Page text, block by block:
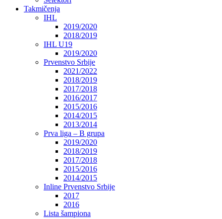
Takmičenja
IHL
2019/2020
2018/2019
IHL U19
2019/2020
Prvenstvo Srbije
2021/2022
2018/2019
2017/2018
2016/2017
2015/2016
2014/2015
2013/2014
Prva liga – B grupa
2019/2020
2018/2019
2017/2018
2015/2016
2014/2015
Inline Prvenstvo Srbije
2017
2016
Lista šampiona